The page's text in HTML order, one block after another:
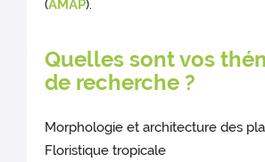
(AMAP).
Quelles sont vos
de recherche ?
Morphologie et architecture des
Floristique tropicale